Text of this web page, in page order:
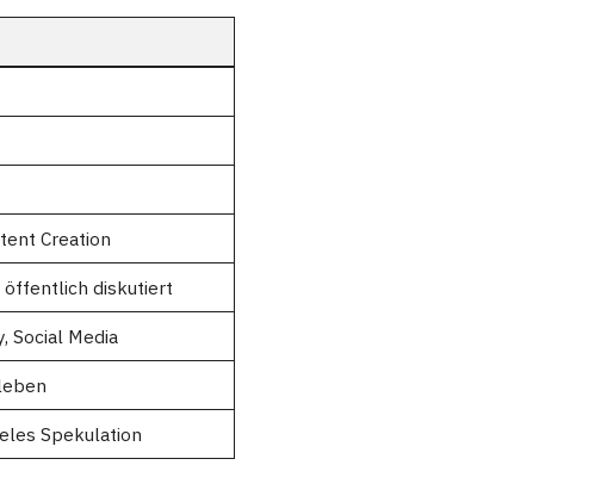
Creation
öffentlich diskutiert
Social Media
Spekulation